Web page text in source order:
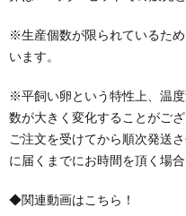
※生産個数が限られているた
います。
※平飼い卵という特性上、温
数が大きく変化することがござ
ご注文を受けてから順次発送
に届くまでにお時間を頂く場
◆関連動画はこちら！